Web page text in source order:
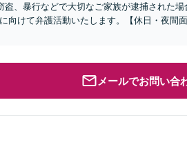
盗、暴行などで大切なご家族が逮捕された場
向けて弁護活動いたします。【休日・夜間
メールでお問い合